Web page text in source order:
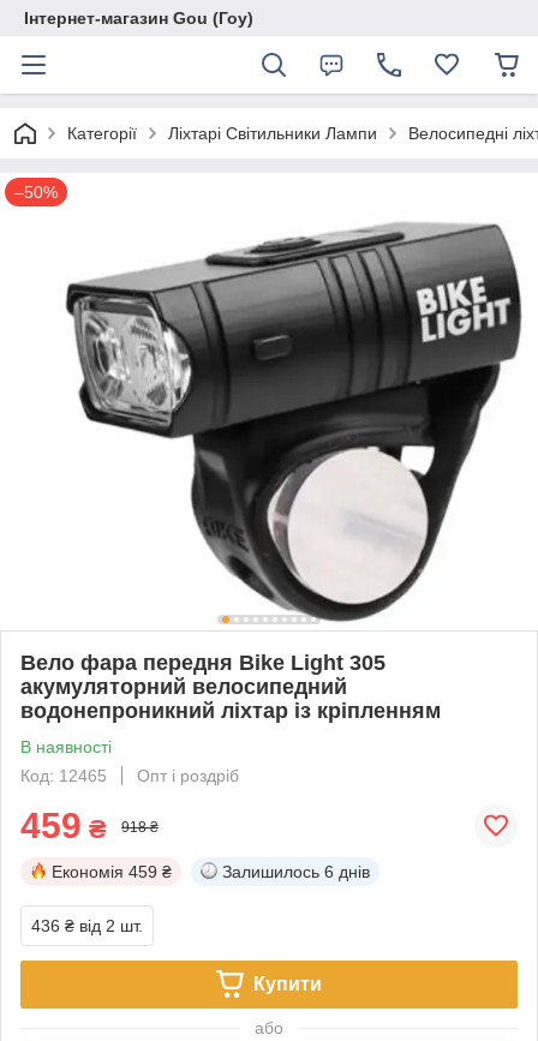
Інтернет-магазин Gou (Гоу)
Категорії Ліхтарі Світильники Лампи Велосипедні
–50%
Вело фара передня Bike Light 305
акумуляторний велосипедний
водонепроникний ліхтар із кріпленням
В наявності
Код: 12465
Опт і роздріб
459 ₴ 918 ₴
Економія 459 ₴ Залишилось 6 днів
436 ₴ від 2 шт.
Купити
або